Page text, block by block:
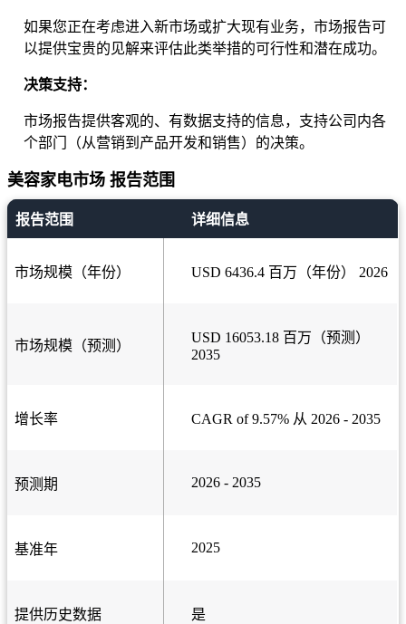
如果您正在考虑进入新市场或扩大现有业务，市场报告可
以提供宝贵的见解来评估此类举措的可行性和潜在成功。
决策支持：
市场报告提供客观的、有数据支持的信息，支持公司内各
个部门（从营销到产品开发和销售）的决策。
美容家电市场 报告范围
报告范围 详细信息
市场规模（年份） USD 6436.4 百万（年份） 2026
市场规模（预测）
USD 16053.18 百万（预测）
2035
增长率 CAGR of 9.57% 从 2026 - 2035
预测期 2026 - 2035
基准年 2025
提供历史数据 是